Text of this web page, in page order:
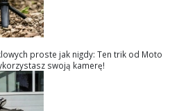
proste jak nigdy: Ten trik od Moto
swoją kamerę!